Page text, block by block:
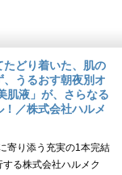
たどり着いた、肌の
うるおす朝夜別オ
肌液」が、さらなる
／株式会社ハルメ
寄り添う充実の1本完結
る株式会社ハルメク